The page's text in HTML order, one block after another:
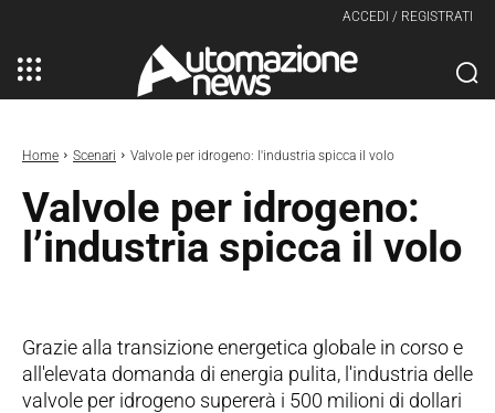
ACCEDI / REGISTRATI
Home Scenari Valvole per idrogeno: l'industria spicca il volo
Valvole per idrogeno:
l’industria spicca il volo
Grazie alla transizione energetica globale in corso e
all'elevata domanda di energia pulita, l'industria delle
valvole per idrogeno supererà i 500 milioni di dollari